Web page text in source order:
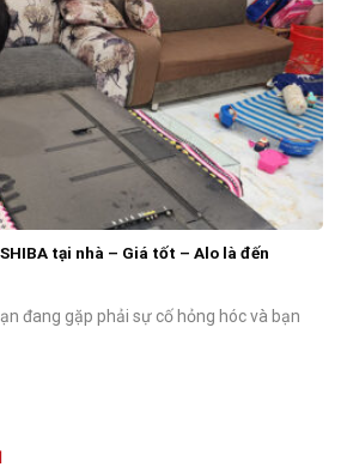
tại nhà – Giá tốt – Alo là đến
đang gặp phải sự cố hỏng hóc và bạn